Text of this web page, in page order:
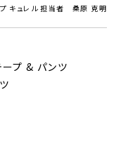
プ キュレル 担当者 桑原 克明
ープ & パンツ